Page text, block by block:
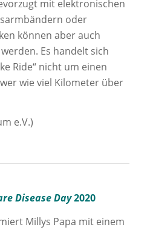
mit elektronischen
oder
können aber auch
Es handelt sich
Ride“ nicht um einen
wie viel Kilometer über
e.V.)
Disease Day2020
Millys Papa mit einem